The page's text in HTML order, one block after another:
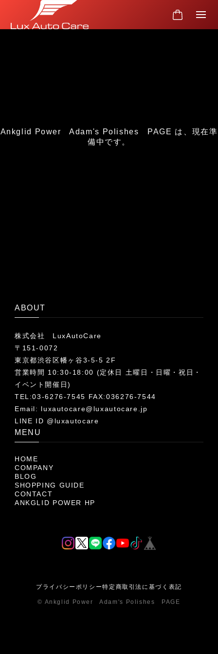
Ankglid Power Adam's Polishes PAGE は、現在準
備中です。
ABOUT
株式会社 LuxAutoCare
〒151-0072
東京都渋谷区幡ヶ谷3-5-5 2F
営業時間 10:30-18:00 (定休日 土曜日・日曜・祝日・
イベント開催日)
TEL:03-6276-7545 FAX:036276-7544
Email: luxautocare@luxautocare.jp
LINE ID @luxautocare
MENU
HOME
COMPANY
BLOG
SHOPPING GUIDE
CONTACT
ANKGLID POWER HP
プライバシーポリシー特定商取引法に基づく表記
© Ankglid Power Adam's Polishes PAGE